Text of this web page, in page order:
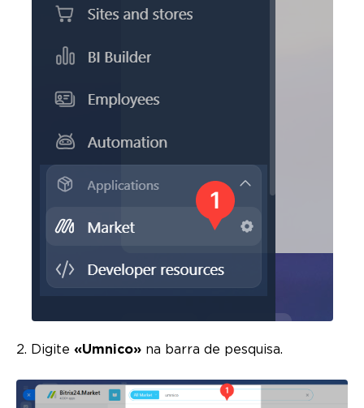
2. Digite «Umnico» na barra de pesquisa.